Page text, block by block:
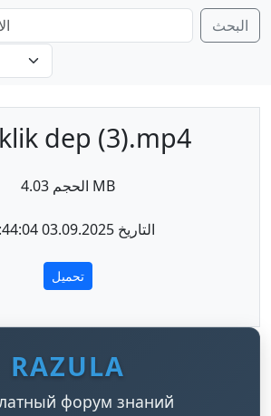
البحث
dep (3).mp4
الحجم 4.03 MB
التاريخ 03.09.2025 21:44:04
تحميل
RAZULA
форум знаний